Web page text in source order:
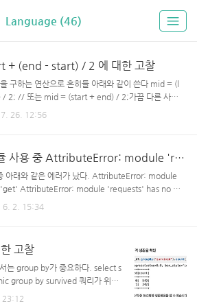
Language (46)
+ (end - start) / 2 에 대한 고찰
구하는 연산으로 흔히들 아래와 같이 쓴다 mid = (l
2; // 또는 mid = (start + end) / 2;가끔 다른 사람
래와 같이 돼있는 걸 본적이 있다. mid = l + (r - l) /
최소한의 방어벽을 치..
26. 12:56
python requests 모듈 사용 중 AttributeError: module 'requests' has no attribute 'get'
아래와 같은 에러가 났다. AttributeError: module
AttributeError: module 'requests' has no att
지 설치 완료 했는데 도대체 뭘까? 굉장히 황당하
6. 2. 15:34
고찰
는 group by가 중요하다. select s
group by survived 쿼리가 위와
가 중요한게 아니라 group b
23:12